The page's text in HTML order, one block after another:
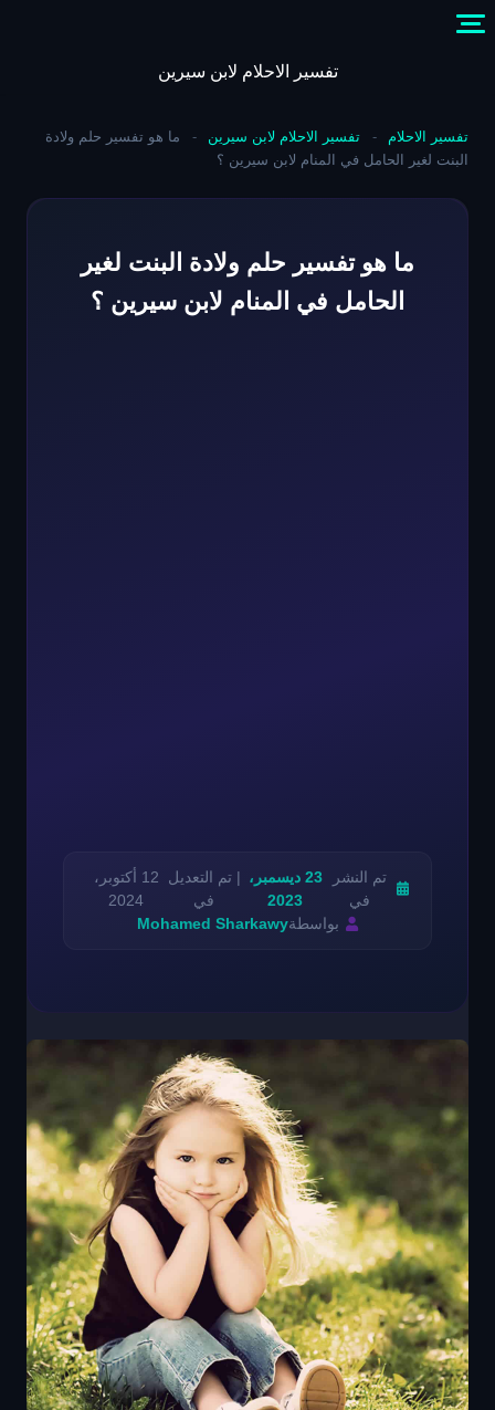
content
تفسير الاحلام لابن سيرين
تفسير الاحلام - تفسير الاحلام لابن سيرين -
ما هو تفسير حلم ولادة
البنت لغير الحامل في المنام لابن سيرين ؟
ما هو تفسير حلم ولادة البنت لغير
الحامل في المنام لابن سيرين ؟
تم النشر
في
23 ديسمبر،
2023
| تم التعديل
في
12 أكتوبر،
2024
بواسطةMohamed Sharkawy